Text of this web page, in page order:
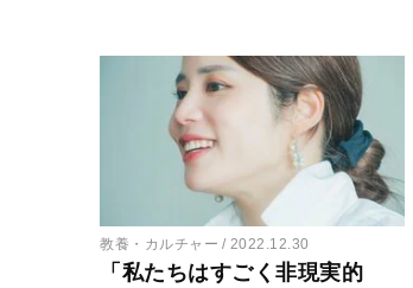
教養・カルチャー 2022.12.30
「私たちはすごく非現実的